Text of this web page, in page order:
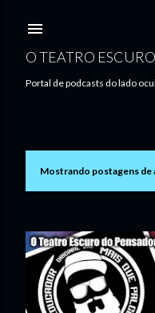
O TEATRO
Portal de podcasts do lado
P
s
Mostrando postagens de